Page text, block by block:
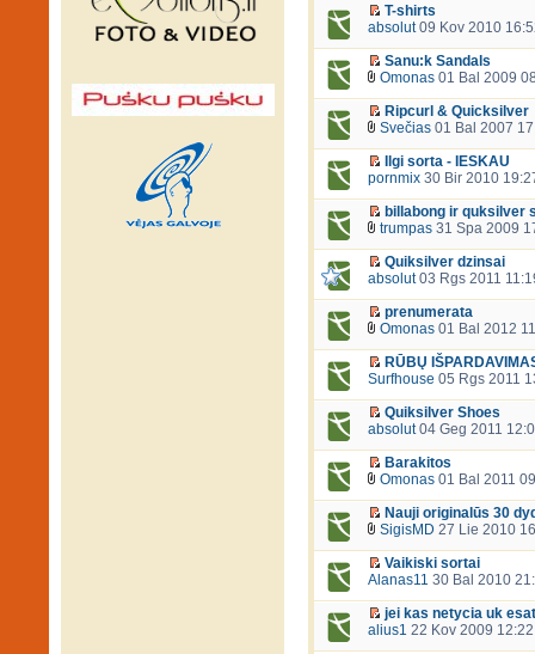
T-shirts
absolut09 Kov 2010
Sanu:k Sandals
Omonas 01 Bal 2009
Ripcurl & Quicksilver
Svečias 01 Bal 2007
Ilgi sorta - IESKAU
pornmix 30 Bir 2010
billabong ir quksilver
trumpas 31 Spa 2009
Quiksilver dzinsai
absolut03 Rgs 2011
prenumerata
Omonas 01 Bal 2012
RŪBŲ
Surfhouse 05 Rgs 2011
Quiksilver Shoes
absolut04 Geg 2011
Barakitos
Omonas 01 Bal 2011
Nauji originalūs 30
SigisMD 27 Lie 2010
Vaikiski sortai
Alanas11 30 Bal 2010
jei kas netycia uk esat
alius1 22 Kov 2009 12:22